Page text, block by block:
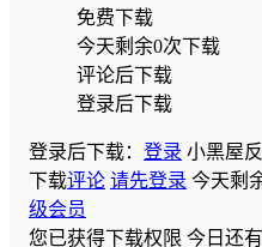
免费下载
今天剩余0次下载
评论后下载
登录后下载
登录后下载： 登录 小黑屋
下载评论 请先登录 今天剩
级会员
您已获得下载权限 今日还有